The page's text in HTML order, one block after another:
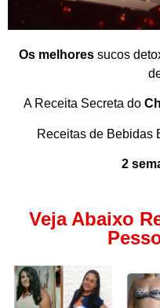
Os melhores sucos
A Receita Secreta do
Receitas de Bebidas
2
Veja Abaixo